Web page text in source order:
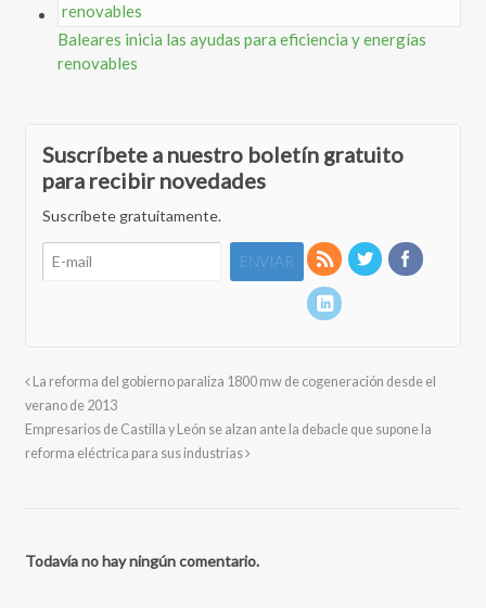
Baleares inicia las ayudas para eficiencia y energías
renovables
Suscríbete a nuestro boletín gratuito
para recibir novedades
Suscríbete gratuitamente.
La reforma del gobierno paraliza 1800 mw de cogeneración desde el
verano de 2013
Empresarios de Castilla y León se alzan ante la debacle que supone la
reforma eléctrica para sus industrias
Todavía no hay ningún comentario.